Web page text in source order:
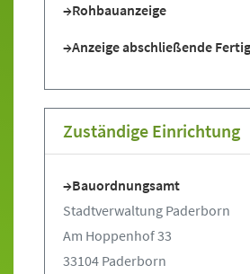
Rohbauanzeige
Anzeige abschließende
Zuständige Einrichtung
Bauordnungsamt
Stadtverwaltung Paderborn
Am Hoppenhof 33
33104 Paderborn